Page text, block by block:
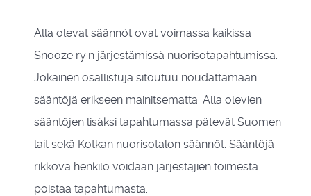
Alla olevat säännöt ovat voimassa kaikissa
Snooze ry:n järjestämissä nuorisotapahtumissa.
Jokainen osallistuja sitoutuu noudattamaan
sääntöjä erikseen mainitsematta. Alla olevien
sääntöjen lisäksi tapahtumassa pätevät Suomen
lait sekä Kotkan nuorisotalon säännöt. Sääntöjä
rikkova henkilö voidaan järjestäjien toimesta
poistaa tapahtumasta.